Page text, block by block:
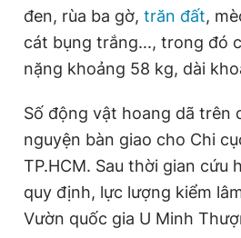
đen, rùa ba gờ, trăn đất,
cát bụng trắng..., trong đó
nặng khoảng 58 kg, dài
Số động vật hoang dã trên
nguyện bàn giao cho Chi
TP.HCM. Sau thời gian cứu
quy định, lực lượng kiểm
Vườn quốc gia U Minh